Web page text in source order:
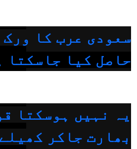
سعودی عرب کا
حاصل کیا جاسکتا
یہ نہیں ہوسکتا
بھارت جاکر